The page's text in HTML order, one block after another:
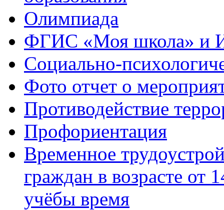
Олимпиада
ФГИС «Моя школа» и
Социально-
Фото отчет о
Противодействие
Профориентация
Временное
граждан в возрасте от
учёбы время